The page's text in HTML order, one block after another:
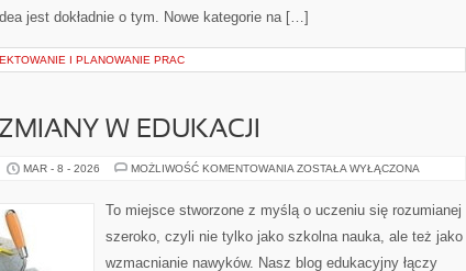
jest dokładnie o tym. Nowe kategorie na […]
I PLANOWANIE PRAC
W EDUKACJI
MAR - 8 - 2026 MOŻLIWOŚĆ KOMENTOWANIA NOWINKI
EDUKACJI
ZOSTAŁA WYŁĄCZONA
To miejsce stworzone z myślą o uczeniu się rozumianej
szeroko, czyli nie tylko jako szkolna nauka, ale też jako
wzmacnianie nawyków. Nasz blog edukacyjny łączy